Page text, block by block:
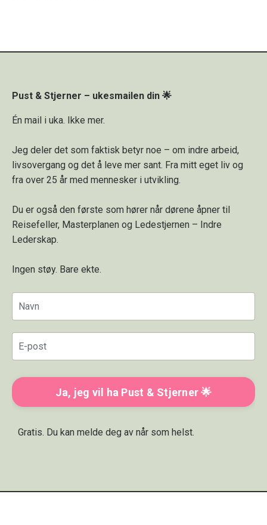
Pust & Stjerner – ukesmailen din 🌟
Én mail i uka. Ikke mer.
Jeg deler det som faktisk betyr noe – om indre arbeid,
livsovergang og det å leve mer sant. Fra mitt eget liv og
fra over 25 år med mennesker i utvikling.
Du er også den første som hører når dørene åpner til
Reisefeller, Masterplanen og Ledestjernen – Indre
Lederskap.
Ingen støy. Bare ekte.
Ja, jeg vil ha Pust & Stjerner 🌟
Gratis. Du kan melde deg av når som helst.